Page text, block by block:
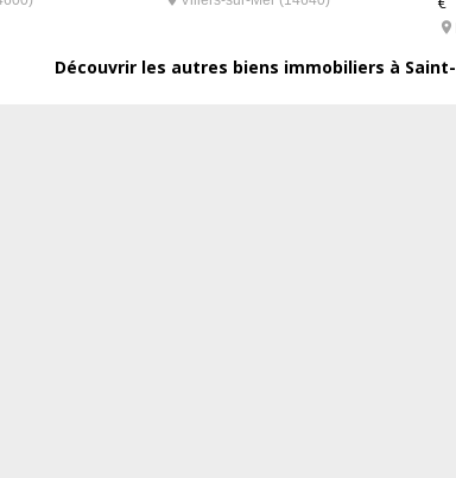

Découvrir les autres biens immobiliers à